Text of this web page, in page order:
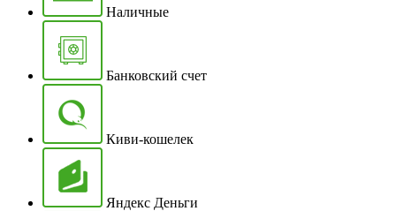
Наличные
Банковский счет
Киви-кошелек
Яндекс Деньги